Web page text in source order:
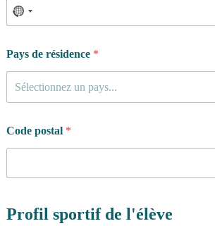
Pays de résidence *
Sélectionnez un pays...
Code postal *
Profil sportif de l'élève